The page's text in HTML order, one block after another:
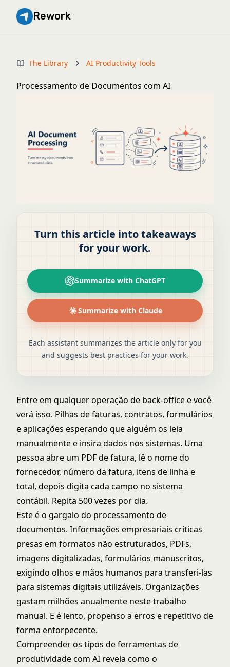
Rework
The Library AI Productivity Tools
Processamento de Documentos com AI
Turn this article into takeaways
for your work.
Summarize with ChatGPT
Summarize with Claude
Each assistant summarizes the article only for you
and suggests best practices for your work.
Entre em qualquer operação de back-office e você
verá isso. Pilhas de faturas, contratos, formulários
e aplicações esperando que alguém os leia
manualmente e insira dados nos sistemas. Uma
pessoa abre um PDF de fatura, lê o nome do
fornecedor, número da fatura, itens de linha e
total, depois digita cada campo no sistema
contábil. Repita 500 vezes por dia.
Este é o gargalo do processamento de
documentos. Informações empresariais críticas
presas em formatos não estruturados, PDFs,
imagens digitalizadas, formulários manuscritos,
exigindo olhos e mãos humanos para transferi-las
para sistemas digitais utilizáveis. Organizações
gastam milhões anualmente neste trabalho
manual. E é lento, propenso a erros e repetitivo de
forma entorpecente.
Compreender os tipos de ferramentas de
produtividade com AI revela como o